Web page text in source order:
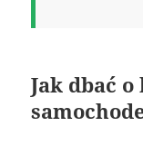
Jak dbać